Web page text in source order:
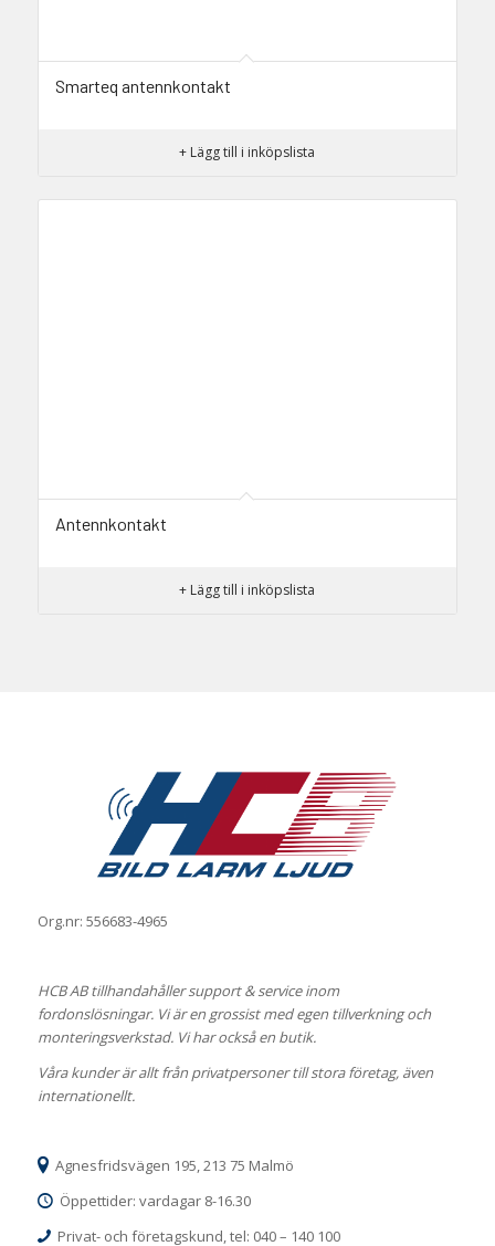
Smarteq antennkontakt
+ Lägg till i inköpslista
Antennkontakt
+ Lägg till i inköpslista
Org.nr: 556683-4965
HCB AB tillhandahåller support & service inom
fordonslösningar. Vi är en grossist med egen tillverkning och
monteringsverkstad. Vi har också en butik.
Våra kunder är allt från privatpersoner till stora företag, även
internationellt.
Agnesfridsvägen 195, 213 75 Malmö
Öppettider: vardagar 8-16.30
Privat- och företagskund, tel: 040 – 140 100